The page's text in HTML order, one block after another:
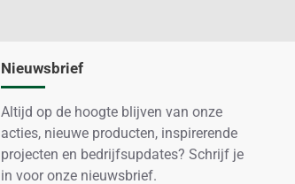
Nieuwsbrief
Altijd op de hoogte blijven van onze
acties, nieuwe producten, inspirerende
projecten en bedrijfsupdates? Schrijf je
in voor onze nieuwsbrief.